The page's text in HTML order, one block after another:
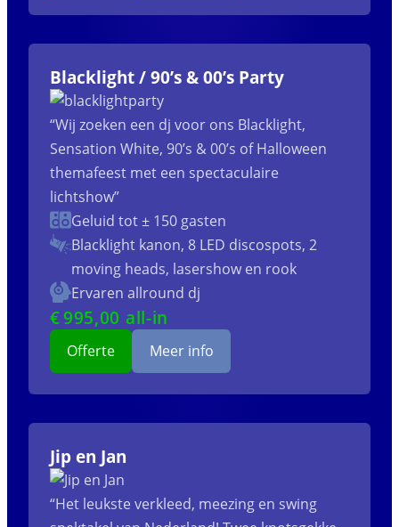
Blacklight / 90’s & 00’s Party
“Wij zoeken een dj voor ons Blacklight,
Sensation White, 90’s & 00’s of Halloween
themafeest met een spectaculaire
lichtshow”
Geluid tot ± 150 gasten
Blacklight kanon, 8 LED discospots, 2
moving heads, lasershow en rook
Ervaren allround dj
€995,00 all-in
Offerte Meer info
Jip en Jan
“Het leukste verkleed, meezing en swing